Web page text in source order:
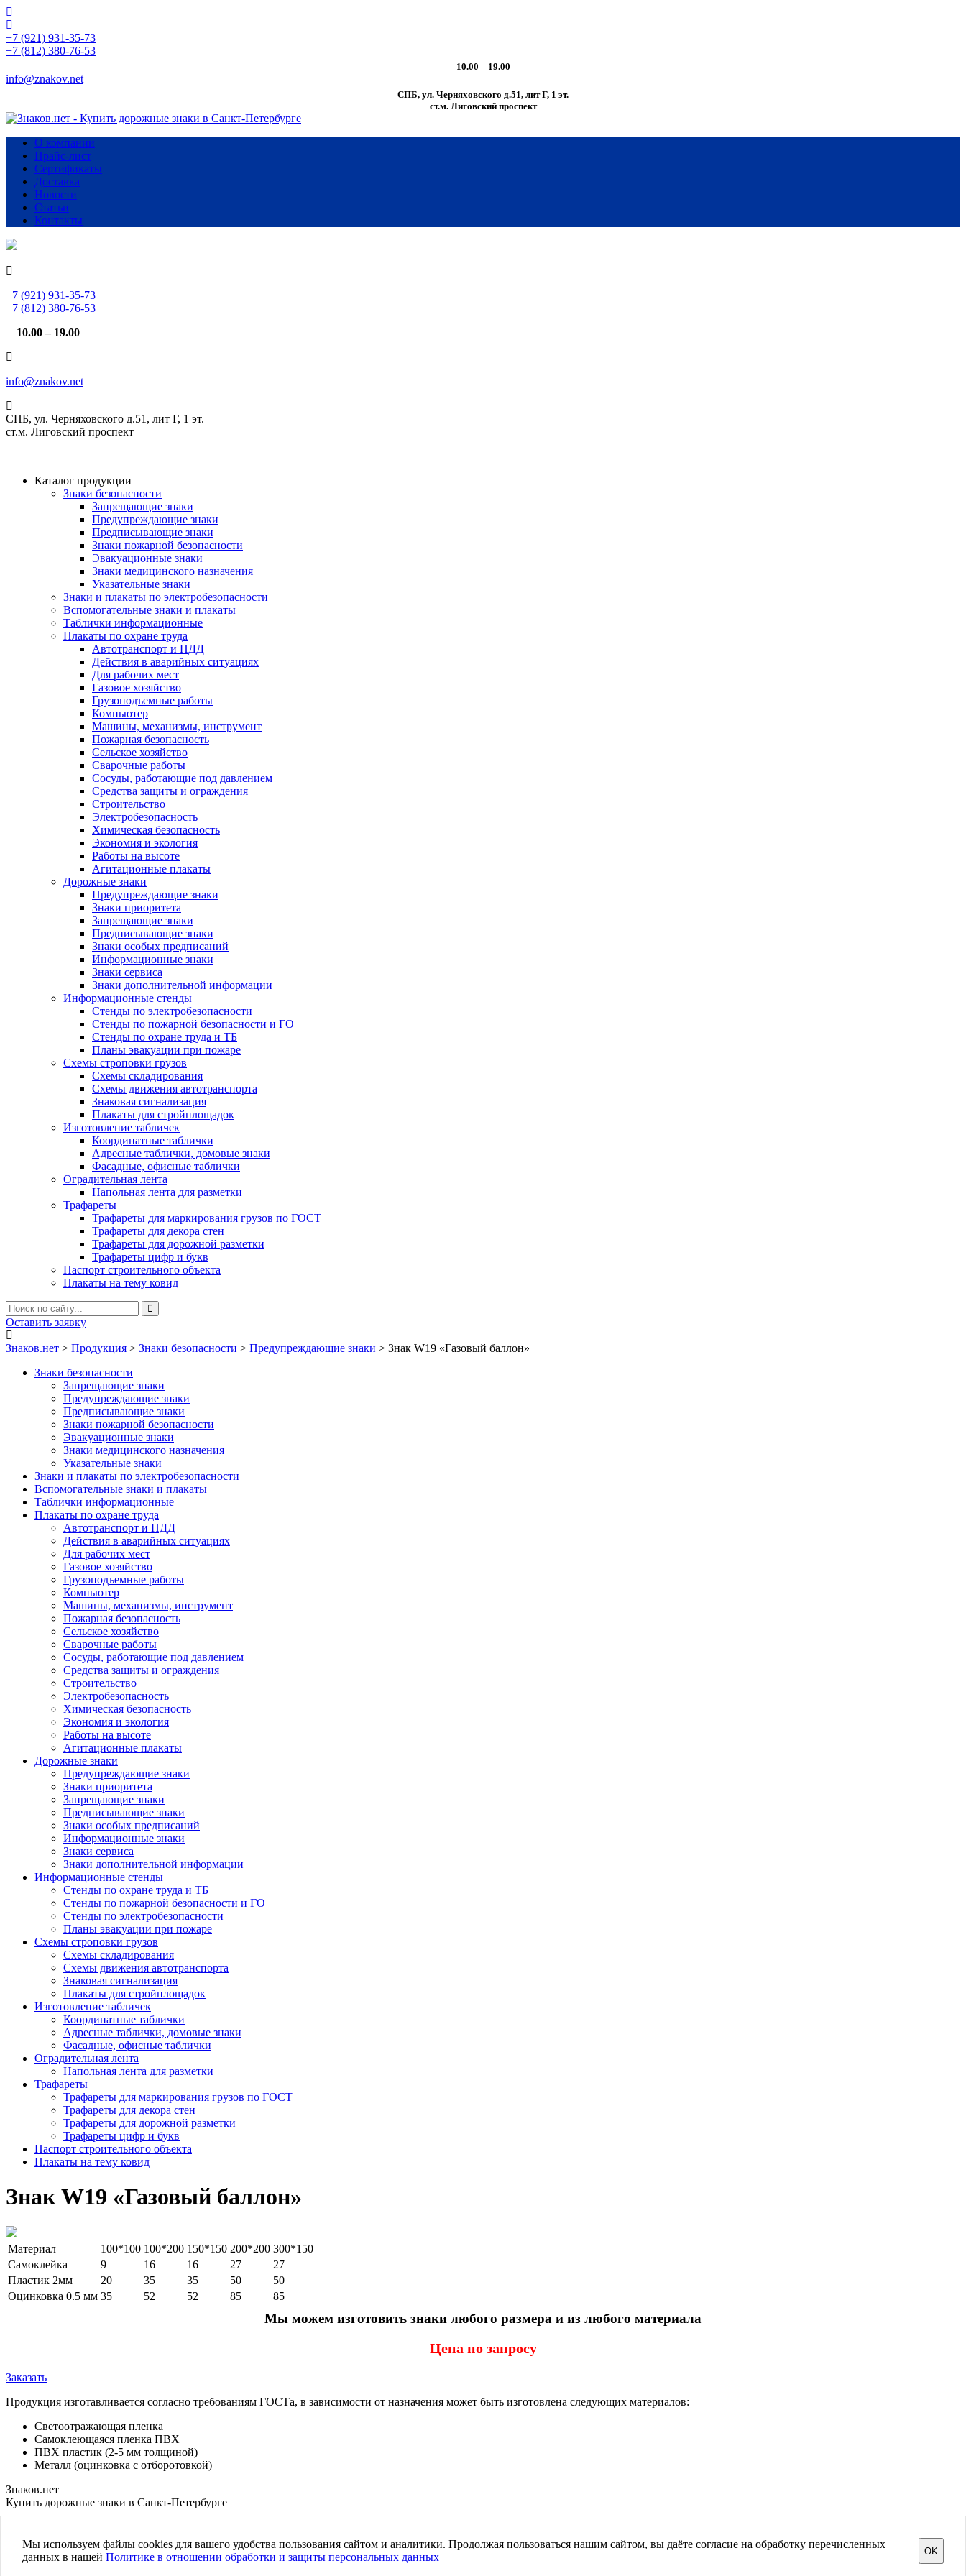
+7 (921) 931-35-73
+7 (812) 380-76-53
10.00 – 19.00
info@znakov.net
СПБ, ул. Черняховского д.51, лит Г, 1 эт.
cт.м. Лиговский проспект
О компании
Прайс-лист
Сертификаты
Доставка
Новости
Статьи
Контакты
+7 (921) 931-35-73
+7 (812) 380-76-53
10.00 – 19.00
info@znakov.net
СПБ, ул. Черняховского д.51, лит Г, 1 эт.
cт.м. Лиговский проспект
Каталог продукции
Знаки безопасности
Запрещающие знаки
Предупреждающие знаки
Предписывающие знаки
Знаки пожарной безопасности
Эвакуационные знаки
Знаки медицинского назначения
Указательные знаки
Знаки и плакаты по электробезопасности
Вспомогательные знаки и плакаты
Таблички информационные
Плакаты по охране труда
Автотранспорт и ПДД
Действия в аварийных ситуациях
Для рабочих мест
Газовое хозяйство
Грузоподъемные работы
Компьютер
Машины, механизмы, инструмент
Пожарная безопасность
Сельское хозяйство
Сварочные работы
Сосуды, работающие под давлением
Средства защиты и ограждения
Строительство
Электробезопасность
Химическая безопасность
Экономия и экология
Работы на высоте
Агитационные плакаты
Дорожные знаки
Предупреждающие знаки
Знаки приоритета
Запрещающие знаки
Предписывающие знаки
Знаки особых предписаний
Информационные знаки
Знаки сервиса
Знаки дополнительной информации
Информационные стенды
Стенды по электробезопасности
Стенды по пожарной безопасности и ГО
Стенды по охране труда и ТБ
Планы эвакуации при пожаре
Схемы строповки грузов
Схемы складирования
Схемы движения автотранспорта
Знаковая сигнализация
Плакаты для стройплощадок
Изготовление табличек
Координатные таблички
Адресные таблички, домовые знаки
Фасадные, офисные таблички
Оградительная лента
Напольная лента для разметки
Трафареты
Трафареты для маркирования грузов по ГОСТ
Трафареты для декора стен
Трафареты для дорожной разметки
Трафареты цифр и букв
Паспорт строительного объекта
Плакаты на тему ковид
Оставить заявку
Знаков.нет > Продукция > Знаки безопасности > Предупреждающие знаки > Знак W19 «Газовый баллон»
Знаки безопасности
Запрещающие знаки
Предупреждающие знаки
Предписывающие знаки
Знаки пожарной безопасности
Эвакуационные знаки
Знаки медицинского назначения
Указательные знаки
Знаки и плакаты по электробезопасности
Вспомогательные знаки и плакаты
Таблички информационные
Плакаты по охране труда
Автотранспорт и ПДД
Действия в аварийных ситуациях
Для рабочих мест
Газовое хозяйство
Грузоподъемные работы
Компьютер
Машины, механизмы, инструмент
Пожарная безопасность
Сельское хозяйство
Сварочные работы
Сосуды, работающие под давлением
Средства защиты и ограждения
Строительство
Электробезопасность
Химическая безопасность
Экономия и экология
Работы на высоте
Агитационные плакаты
Дорожные знаки
Предупреждающие знаки
Знаки приоритета
Запрещающие знаки
Предписывающие знаки
Знаки особых предписаний
Информационные знаки
Знаки сервиса
Знаки дополнительной информации
Информационные стенды
Стенды по охране труда и ТБ
Стенды по пожарной безопасности и ГО
Стенды по электробезопасности
Планы эвакуации при пожаре
Схемы строповки грузов
Схемы складирования
Схемы движения автотранспорта
Знаковая сигнализация
Плакаты для стройплощадок
Изготовление табличек
Координатные таблички
Адресные таблички, домовые знаки
Фасадные, офисные таблички
Оградительная лента
Напольная лента для разметки
Трафареты
Трафареты для маркирования грузов по ГОСТ
Трафареты для декора стен
Трафареты для дорожной разметки
Трафареты цифр и букв
Паспорт строительного объекта
Плакаты на тему ковид
Знак W19 «Газовый баллон»
Материал 100*100 100*200 150*150 200*200 300*150
Самоклейка
9 16 16 27
27
Пластик 2мм
20 35 35 50
50
Оцинковка 0.5 мм 35 52 52 85 85
Мы можем изготовить знаки любого размера и из любого материала
Цена по запросу
Заказать
Продукция изготавливается согласно требованиям ГОСТа, в зависимости от назначения может быть изготовлена следующих материалов:
Светоотражающая пленка
Самоклеющаяся пленка ПВХ
ПВХ пластик (2-5 мм толщиной)
Металл (оцинковка с отборотовкой)
Знаков.нет
Купить дорожные знаки в Санкт-Петербурге
Политика конфиденциальности
Мы используем файлы cookies для вашего удобства пользования сайтом и аналитики. Продолжая пользоваться нашим сайтом, вы даёте согласие на обработку перечисленных
данных в нашей Политике в отношении обработки и защиты персональных данных OK